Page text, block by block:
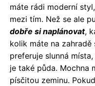
máte rádi moderní
mezi tím. Než se ale
dobře si naplánovat,
kolik máte na zahradě
preferuje slunná
je také půda. Mochna
písčitou zeminu.